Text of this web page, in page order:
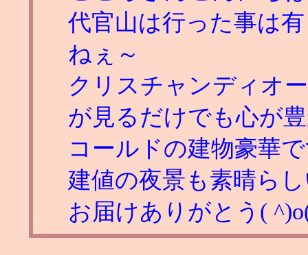
代官山は行った事は
ねぇ～
クリスチャンディオ
が見るだけでも心が
コールドの建物豪華
建値の夜景も素晴らし
お届けありがとう(